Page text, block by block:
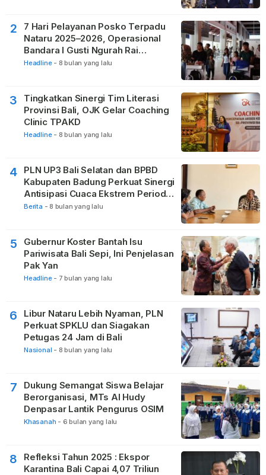
2
7 Hari Pelayanan Posko Terpadu
Nataru 2025–2026, Operasional
Bandara I Gusti Ngurah Rai
Berjalan Lancar
Headline - 8 bulan yang lalu
3
Tingkatkan Sinergi Tim Literasi
Provinsi Bali, OJK Gelar Coaching
Clinic TPAKD
Headline - 8 bulan yang lalu
4
PLN UP3 Bali Selatan dan BPBD
Kabupaten Badung Perkuat Sinergi
Antisipasi Cuaca Ekstrem Periode
Nataru
Berita - 8 bulan yang lalu
5
Gubernur Koster Bantah Isu
Pariwisata Bali Sepi, Ini Penjelasan
Pak Yan
Headline - 7 bulan yang lalu
6
Libur Nataru Lebih Nyaman, PLN
Perkuat SPKLU dan Siagakan
Petugas 24 Jam di Bali
Nasional - 8 bulan yang lalu
7
Dukung Semangat Siswa Belajar
Berorganisasi, MTs Al Hudy
Denpasar Lantik Pengurus OSIM
Khasanah - 6 bulan yang lalu
8
Refleksi Tahun 2025 : Ekspor
Karantina Bali Capai 4,07 Triliun